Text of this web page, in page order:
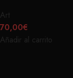
Art
70,00€
Añadir al carrito